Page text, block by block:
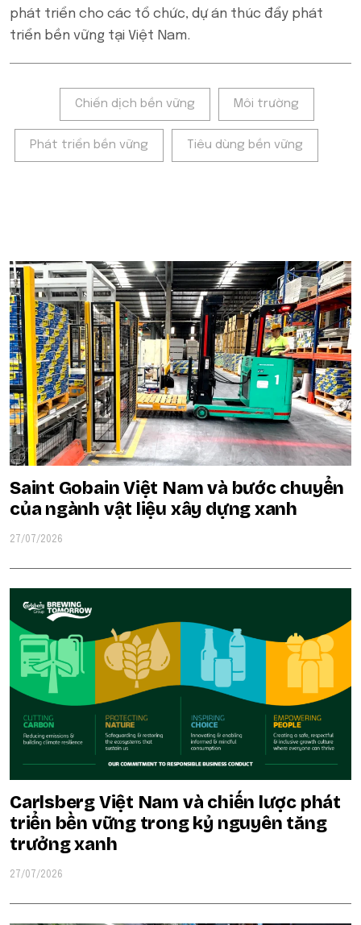
phát triển cho các tổ chức, dự án thúc đẩy phát
triển bền vững tại Việt Nam.
Chiến dịch bền vững Môi trường
Phát triển bền vững Tiêu dùng bền vững
Saint Gobain Việt Nam và bước chuyển
của ngành vật liệu xây dựng xanh
27/07/2026
Carlsberg Việt Nam và chiến lược phát
triển bền vững trong kỷ nguyên tăng
trưởng xanh
27/07/2026